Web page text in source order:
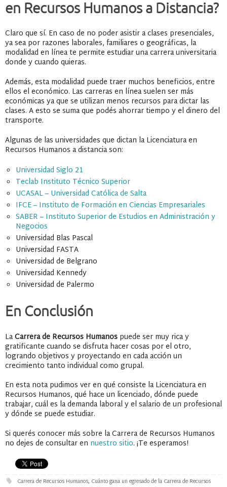
en Recursos Humanos a Distancia?
Claro que sí. En caso de no poder asistir a clases presenciales,
ya sea por razones laborales, familiares o geográficas, la
modalidad en línea te permite estudiar una carrera universitaria
donde y cuando quieras.
Además, esta modalidad puede traer muchos beneficios, entre
ellos el económico. Las carreras en línea suelen ser más
económicas ya que se utilizan menos recursos para dictar las
clases. A esto se suma que podés ahorrar tiempo y el dinero del
transporte.
Algunas de las universidades que dictan la Licenciatura en
Recursos Humanos a distancia son:
Universidad Siglo 21
Teclab Instituto Técnico Superior
UCASAL – Universidad Católica de Salta
IFCE – Instituto de Formación en Ciencias Empresariales
SABER – Instituto Superior de Estudios en Administración y
Negocios
Universidad Blas Pascal
Universidad FASTA
Universidad de Belgrano
Universidad Kennedy
Universidad de Palermo
En Conclusión
LaCarrera de Recursos Humanos puede ser muy rica y
gratificante cuando se disfruta hacer cosas por el otro,
logrando objetivos y proyectando en cada acción un
crecimiento tanto individual como grupal.
En esta nota pudimos ver en qué consiste la Licenciatura en
Recursos Humanos, qué hace un licenciado, dónde puede
trabajar, cuál es la demanda laboral y el salario de un profesional
y dónde se puede estudiar.
Si querés conocer más sobre la Carrera de Recursos Humanos
no dejes de consultar en nuestro sitio. ¡Te esperamos!
Carrera de Recursos Humanos, Cuánto gana un egresado de la Carrera de Recursos